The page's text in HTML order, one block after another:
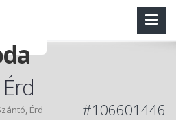
Érd #106601446